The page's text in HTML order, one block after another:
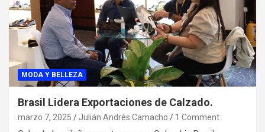
MODA Y BELLEZA
Brasil Lidera Exportaciones de Calzado.
marzo 7, 2025 Julián Andrés Camacho 1 Comment